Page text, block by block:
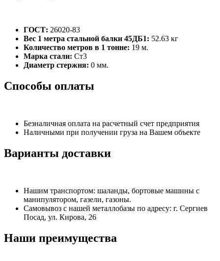
ГОСТ: 26020-83
Вес 1 метра стальной балки 45ДБ1: 52.63 кг
Количество метров в 1 тонне: 19 м.
Марка стали: Ст3
Диаметр стержня: 0 мм.
Способы оплаты
Безналичная оплата на расчетный счет предприятия
Наличными при получении груза на Вашем объекте
Варианты доставки
Нашим транспортом: шаланды, бортовые машины с
манипулятором, газели, газоны.
Самовывоз с нашей металлобазы по адресу: г. Сергиев
Посад, ул. Кирова, 26
Наши преимущества